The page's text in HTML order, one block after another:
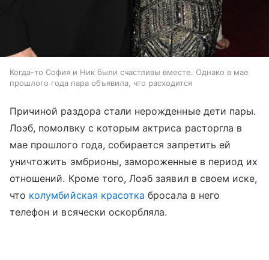
Когда-то София и Ник были счастливы вместе. Однако в мае
прошлого года пара объявила, что расходится
Причиной раздора стали нерожденные дети пары.
Лоэб, помолвку с которым актриса расторгла в
мае прошлого года, собирается запретить ей
уничтожить эмбрионы, замороженные в период их
отношений. Кроме того, Лоэб заявил в своем иске,
что колумбийская красотка бросала в него
телефон и всячески оскорбляла.